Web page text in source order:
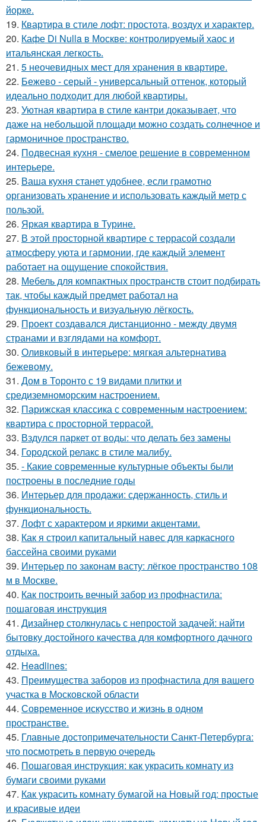
йорке.
19. Квартира в стиле лофт: простота, воздух и характер.
20. Кафе Di Nulla в Москве: контролируемый хаос и
итальянская легкость.
21. 5 неочевидных мест для хранения в квартире.
22. Бежево - серый - универсальный оттенок, который
идеально подходит для любой квартиры.
23. Уютная квартира в стиле кантри доказывает, что
даже на небольшой площади можно создать солнечное и
гармоничное пространство.
24. Подвесная кухня - смелое решение в современном
интерьере.
25. Ваша кухня станет удобнее, если грамотно
организовать хранение и использовать каждый метр с
пользой.
26. Яркая квартира в Турине.
27. В этой просторной квартире с террасой создали
атмосферу уюта и гармонии, где каждый элемент
работает на ощущение спокойствия.
28. Мебель для компактных пространств стоит подбирать
так, чтобы каждый предмет работал на
функциональность и визуальную лёгкость.
29. Проект создавался дистанционно - между двумя
странами и взглядами на комфорт.
30. Оливковый в интерьере: мягкая альтернатива
бежевому.
31. Дом в Торонто с 19 видами плитки и
средиземноморским настроением.
32. Парижская классика с современным настроением:
квартира с просторной террасой.
33. Вздулся паркет от воды: что делать без замены
34. Городской релакс в стиле малибу.
35. - Какие современные культурные объекты были
построены в последние годы
36. Интерьер для продажи: сдержанность, стиль и
функциональность.
37. Лофт с характером и яркими акцентами.
38. Как я строил капитальный навес для каркасного
бассейна своими руками
39. Интерьер по законам васту: лёгкое пространство 108
м в Москве.
40. Как построить вечный забор из профнастила:
пошаговая инструкция
41. Дизайнер столкнулась с непростой задачей: найти
бытовку достойного качества для комфортного дачного
отдыха.
42. Headlines:
43. Преимущества заборов из профнастила для вашего
участка в Московской области
44. Современное искусство и жизнь в одном
пространстве.
45. Главные достопримечательности Санкт-Петербурга:
что посмотреть в первую очередь
46. Пошаговая инструкция: как украсить комнату из
бумаги своими руками
47. Как украсить комнату бумагой на Новый год: простые
и красивые идеи